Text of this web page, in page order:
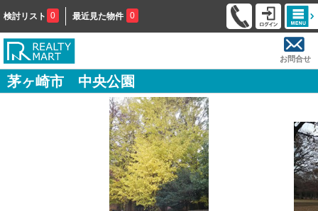
検討リスト 0 最近見た物件 0
お問合せ
茅ヶ崎市 中央公園